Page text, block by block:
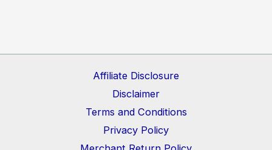
Affiliate Disclosure
Disclaimer
Terms and Conditions
Privacy Policy